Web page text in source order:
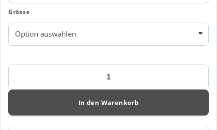
Grösse
DASSY®
Warnschutz-
Menge
In den Warenkorb